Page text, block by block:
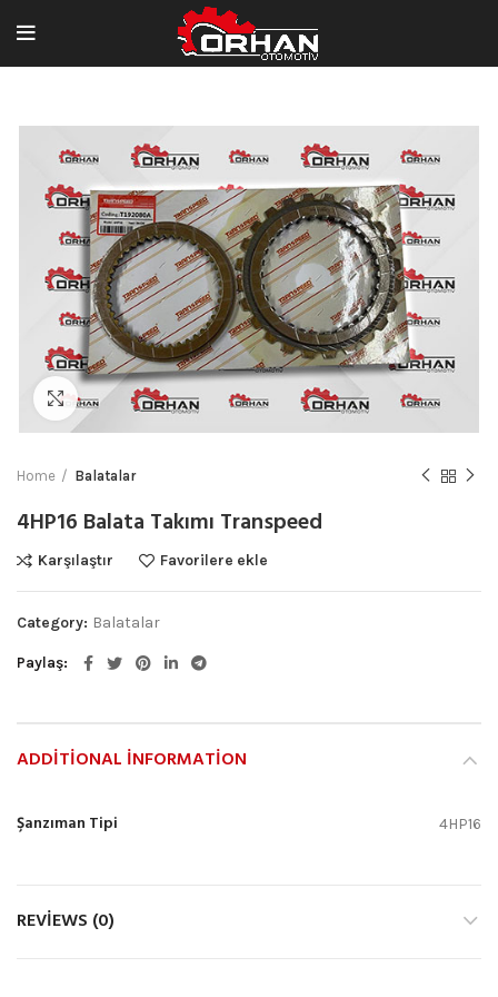
Büyütmek için tıklayın
Home Balatalar
4HP16 Balata Takımı Transpeed
Karşılaştır Favorilere ekle
Category: Balatalar
Paylaş
ADDITIONAL INFORMATION
Şanzıman Tipi 4HP16
REVIEWS (0)